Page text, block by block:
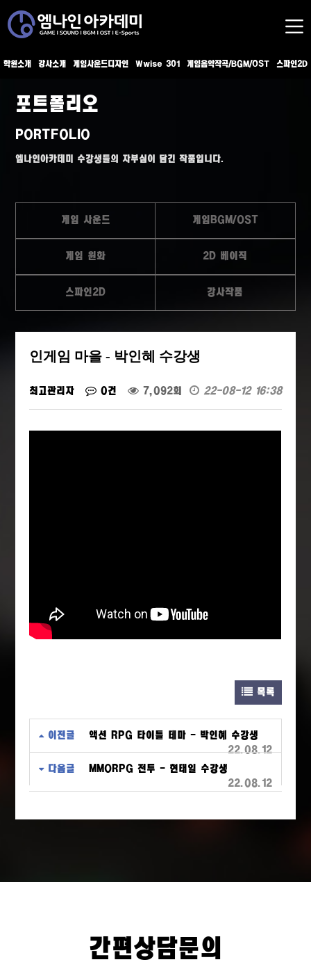
학원소개 강사소개 게임사운드디자인 Wwise 301 게임음악작곡/BGM/OST 스파인2D
포트폴리오
PORTFOLIO
엠나인아카데미 수강생들의 자부심이 담긴 작품입니다.
게임 사운드 게임BGM/OST
게임 원화 2D 베이직
스파인2D 강사작품
인게임 마을 - 박인혜 수강생
최고관리자 0건 7,092회 22-08-12 16:38
목록
이전글
액션 RPG 타이틀 테마 - 박인혜 수강생
22.08.12
다음글
MMORPG 전투 - 현태일 수강생
22.08.12
간편상담문의